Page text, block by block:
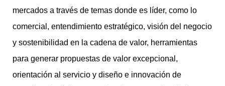
mercados a través de temas donde es líder, como lo
comercial, entendimiento estratégico, visión del negocio
y sostenibilidad en la cadena de valor, herramientas
para generar propuestas de valor excepcional,
orientación al servicio y diseño e innovación de